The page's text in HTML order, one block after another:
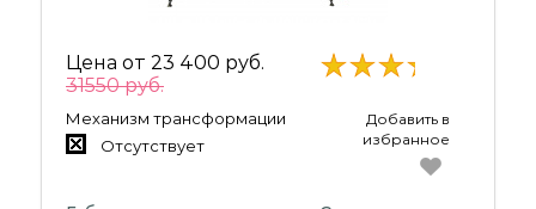
Цена от 23 400 руб.
31550 руб.
Механизм трансформации
Отсутствует
Добавить в
избранное